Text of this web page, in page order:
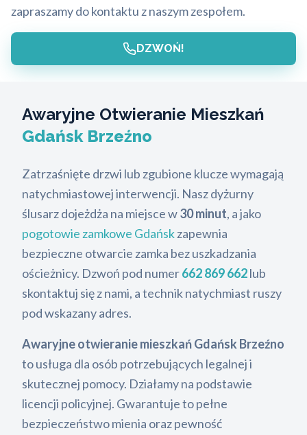
zapraszamy do kontaktu z naszym zespołem.
DZWOŃ!
Awaryjne Otwieranie Mieszkań
Gdańsk Brzeźno
Zatrzaśnięte drzwi lub zgubione klucze wymagają
natychmiastowej interwencji. Nasz dyżurny
ślusarz dojeżdża na miejsce w30 minut, a jako
pogotowie zamkowe Gdańskzapewnia
bezpieczne otwarcie zamka bez uszkadzania
ościeżnicy. Dzwoń pod numer662 869 662lub
skontaktuj się z nami, a technik natychmiast ruszy
pod wskazany adres.
Awaryjne otwieranie mieszkań Gdańsk Brzeźno
to usługa dla osób potrzebujących legalnej i
skutecznej pomocy. Działamy na podstawie
licencji policyjnej. Gwarantuje to pełne
bezpieczeństwo mienia oraz pewność